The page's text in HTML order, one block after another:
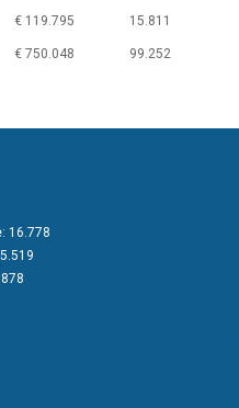
€ 119.795 15.811
€ 750.048 99.252
16.778